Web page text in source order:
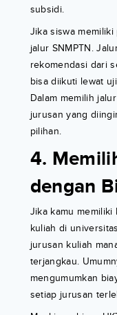
subsidi.
Jika siswa
jalur SNMPTN.
rekomendasi dari
bisa diikuti lewat
Dalam memilih
jurusan yang
pilihan.
4.
dengan
Jika kamu
kuliah di
jurusan kuliah
terjangkau.
mengumumkan
setiap jurusan